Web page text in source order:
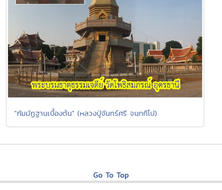
"กัมมัฏฐานเบื้องต้น" (หลวงปู่จันทร์ศรี จนฺททีโป)
Go To Top